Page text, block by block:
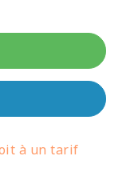
à un tarif